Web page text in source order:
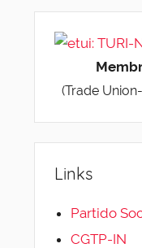
(Trade
Links
Partido
CGTP-IN